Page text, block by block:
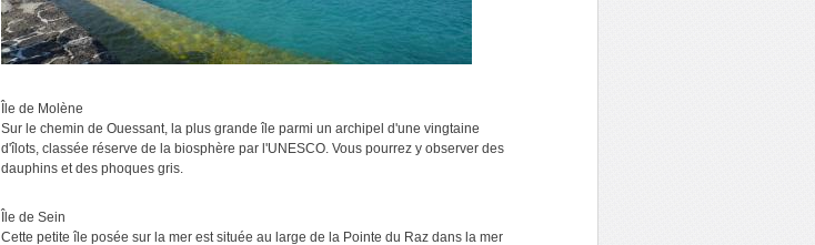
Île de Molène
Sur le chemin de Ouessant, la plus grande île parmi un archipel d'une vingtaine
d'îlots, classée réserve de la biosphère par l'UNESCO. Vous pourrez y observer des
dauphins et des phoques gris.
Île de Sein
Cette petite île posée sur la mer est située au large de la Pointe du Raz dans la mer